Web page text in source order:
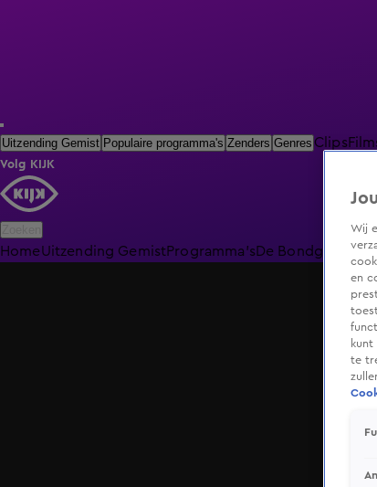
Uitzending Gemist Populaire programma's Zenders Genres Clips
Volg KIJK
HomeUitzending GemistProgramma's De Bondgenoten
Wij
en
te